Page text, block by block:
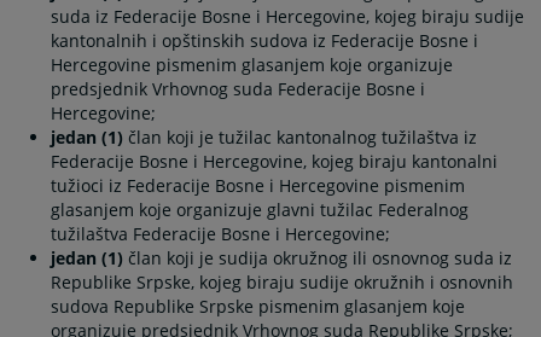
suda iz Federacije Bosne i Hercegovine, kojeg biraju sudije
kantonalnih i opštinskih sudova iz Federacije Bosne i
Hercegovine pismenim glasanjem koje organizuje
predsjednik Vrhovnog suda Federacije Bosne i
Hercegovine;
jedan (1) član koji je tužilac kantonalnog tužilaštva iz
Federacije Bosne i Hercegovine, kojeg biraju kantonalni
tužioci iz Federacije Bosne i Hercegovine pismenim
glasanjem koje organizuje glavni tužilac Federalnog
tužilaštva Federacije Bosne i Hercegovine;
jedan (1) član koji je sudija okružnog ili osnovnog suda iz
Republike Srpske, kojeg biraju sudije okružnih i osnovnih
sudova Republike Srpske pismenim glasanjem koje
organizuje predsjednik Vrhovnog suda Republike Srpske;